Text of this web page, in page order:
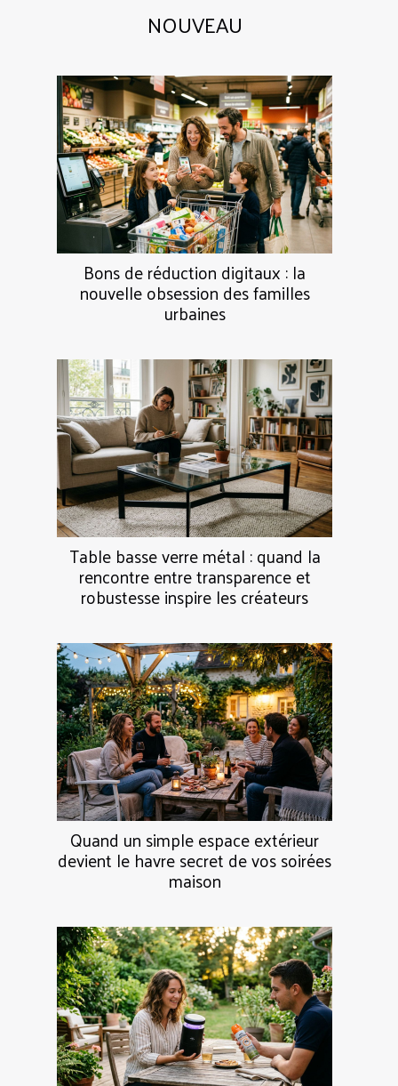
NOUVEAU
Bons de réduction digitaux : la
nouvelle obsession des familles
urbaines
Table basse verre métal : quand la
rencontre entre transparence et
robustesse inspire les créateurs
Quand un simple espace extérieur
devient le havre secret de vos soirées
maison